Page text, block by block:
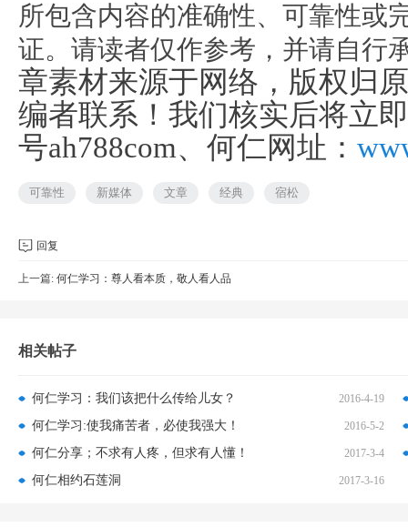
所包含内容的准确性、可靠性或
证。请读者仅作参考，并请自行
章素材来源于网络，版权归
编者联系！我们核实后将立
号ah788com、 何仁网址：
可靠性 新媒体 文章 经典 宿松
回复
上一篇: 何仁学习：尊人看本质，敬人看人品
相关帖子
2016-4-19
何仁学习：我们该把什么传给儿女？
2016-5-2
何仁学习:使我痛苦者，必使我强大！
2017-3-4
何仁分享；不求有人疼，但求有人懂！
2017-3-16
何仁相约石莲洞